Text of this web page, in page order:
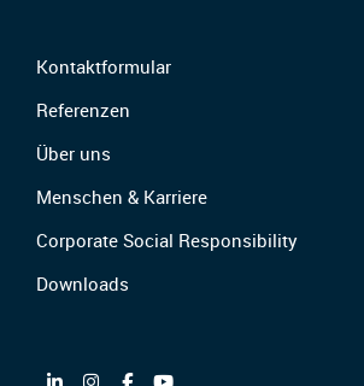
Kontaktformular
Referenzen
Über uns
Menschen & Karriere
Corporate Social Responsibility
Downloads